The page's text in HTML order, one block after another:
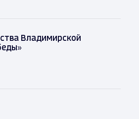
Владимирской